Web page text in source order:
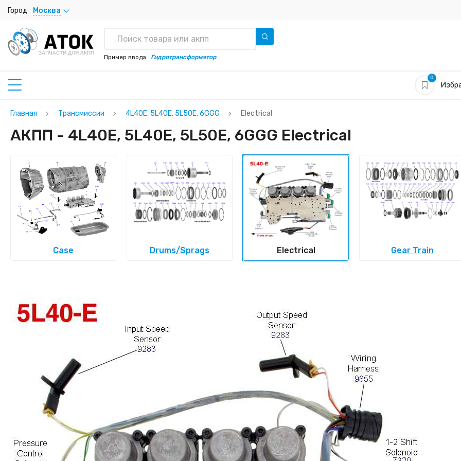
Город Москва
ЗАПЧАСТИ ДЛЯ АКПП
Пример ввода: Гидротрансформатор
0
Главная Трансмиссии 4L40E, 5L40E, 5L50E, 6GGG Electrical
АКПП - 4L40E, 5L40E, 5L50E, 6GGG Electrical
Case Drums/Sprags Electrical Gear Train